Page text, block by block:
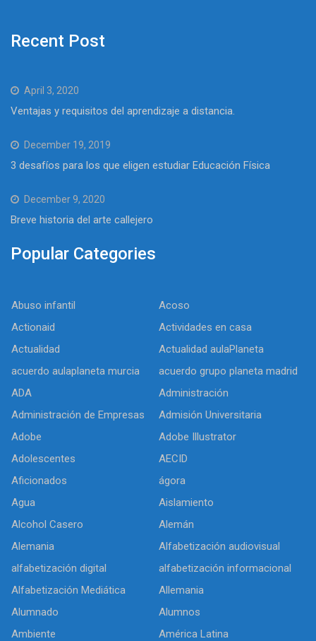
Recent Post
April 3, 2020
Ventajas y requisitos del aprendizaje a distancia.
December 19, 2019
3 desafíos para los que eligen estudiar Educación Física
December 9, 2020
Breve historia del arte callejero
Popular Categories
Abuso infantil
Acoso
Actionaid
Actividades en casa
Actualidad
Actualidad aulaPlaneta
acuerdo aulaplaneta murcia
acuerdo grupo planeta madrid
ADA
Administración
Administración de Empresas
Admisión Universitaria
Adobe
Adobe Illustrator
Adolescentes
AECID
Aficionados
ágora
Agua
Aislamiento
Alcohol Casero
Alemán
Alemania
Alfabetización audiovisual
alfabetización digital
alfabetización informacional
Alfabetización Mediática
Allemania
Alumnado
Alumnos
Ambiente
América Latina